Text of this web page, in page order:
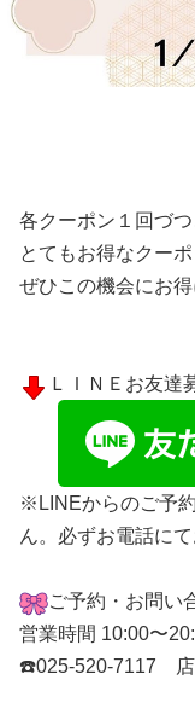
各クーポン１回づ
とてもお得なクーポ
ぜひこの機会にお
ＬＩＮＥお友達
※LINEからのご予
ん。必ずお電話に
ご予約・お問い
営業時間 10:00〜
☎️025-520-7117 店